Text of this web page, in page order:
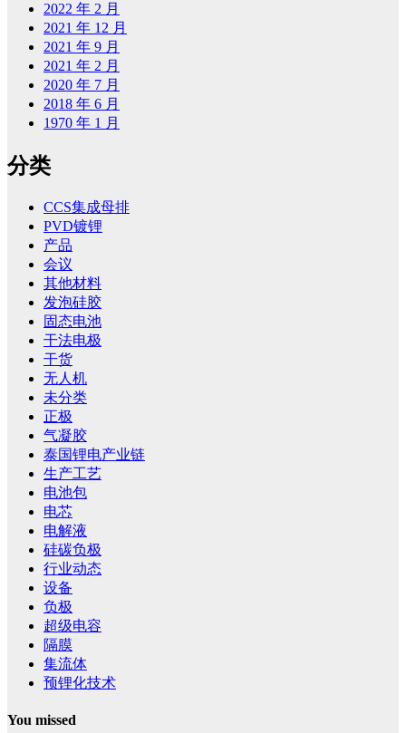
2022 年 2 月
2021 年 12 月
2021 年 9 月
2021 年 2 月
2020 年 7 月
2018 年 6 月
1970 年 1 月
分类
CCS集成母排
PVD镀锂
产品
会议
其他材料
发泡硅胶
固态电池
干法电极
干货
无人机
未分类
正极
气凝胶
泰国锂电产业链
生产工艺
电池包
电芯
电解液
硅碳负极
行业动态
设备
负极
超级电容
隔膜
集流体
预锂化技术
You missed